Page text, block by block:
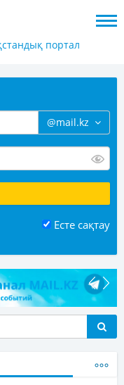
портал
@mail.kz
Есте сақтау